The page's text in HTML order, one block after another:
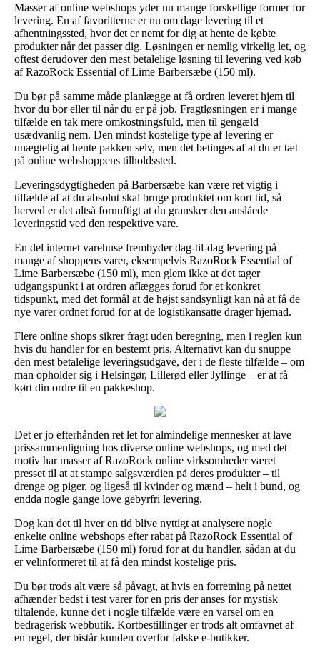
Masser af online webshops yder nu mange forskellige former for
levering. En af favoritterne er nu om dage levering til et
afhentningssted, hvor det er nemt for dig at hente de købte
produkter når det passer dig. Løsningen er nemlig virkelig let, og
oftest derudover den mest betalelige løsning til levering ved køb
af RazoRock Essential of Lime Barbersæbe (150 ml).
Du bør på samme måde planlægge at få ordren leveret hjem til
hvor du bor eller til når du er på job. Fragtløsningen er i mange
tilfælde en tak mere omkostningsfuld, men til gengæld
usædvanlig nem. Den mindst kostelige type af levering er
unægtelig at hente pakken selv, men det betinges af at du er tæt
på online webshoppens tilholdssted.
Leveringsdygtigheden på Barbersæbe kan være ret vigtig i
tilfælde af at du absolut skal bruge produktet om kort tid, så
herved er det altså fornuftigt at du gransker den anslåede
leveringstid ved den respektive vare.
En del internet varehuse frembyder dag-til-dag levering på
mange af shoppens varer, eksempelvis RazoRock Essential of
Lime Barbersæbe (150 ml), men glem ikke at det tager
udgangspunkt i at ordren aflægges forud for et konkret
tidspunkt, med det formål at de højst sandsynligt kan nå at få de
nye varer ordnet forud for at de logistikansatte drager hjemad.
Flere online shops sikrer fragt uden beregning, men i reglen kun
hvis du handler for en bestemt pris. Alternativt kan du snuppe
den mest betalelige leveringsudgave, der i de fleste tilfælde – om
man opholder sig i Helsingør, Lillerød eller Jyllinge – er at få
kørt din ordre til en pakkeshop.
Det er jo efterhånden ret let for almindelige mennesker at lave
prissammenligning hos diverse online webshops, og med det
motiv har masser af RazoRock online virksomheder været
presset til at at stampe salgsværdien på deres produkter – til
drenge og piger, og ligeså til kvinder og mænd – helt i bund, og
endda nogle gange love gebyrfri levering.
Dog kan det til hver en tid blive nyttigt at analysere nogle
enkelte online webshops efter rabat på RazoRock Essential of
Lime Barbersæbe (150 ml) forud for at du handler, sådan at du
er velinformeret til at få den mindst kostelige pris.
Du bør trods alt være så påvagt, at hvis en forretning på nettet
afhænder bedst i test varer for en pris der anses for mystisk
tiltalende, kunne det i nogle tilfælde være en varsel om en
bedragerisk webbutik. Kortbestillinger er trods alt omfavnet af
en regel, der bistår kunden overfor falske e-butikker.